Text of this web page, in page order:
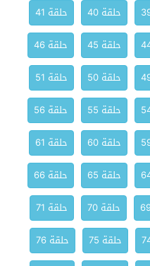
حلقة 40
حلقة 41
حلقة 45
حلقة 46
حلقة 50
حلقة 51
حلقة 55
حلقة 56
حلقة 60
حلقة 61
حلقة 65
حلقة 66
حلقة 70
حلقة 71
حلقة 75
حلقة 76